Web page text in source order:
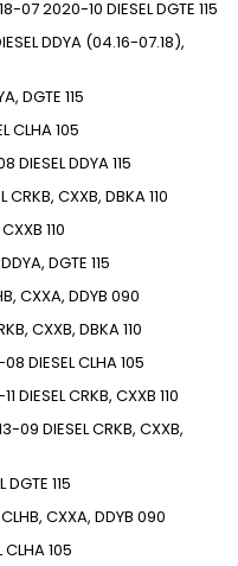
072020-10 DIESELDGTE 115
DDYA (04.16-07.18),
DGTE 115
CLHA105
DIESELDDYA115
CRKB, CXXB, DBKA110
CXXB 110
DDYA, DGTE 115
CXXA, DDYB 090
CXXB, DBKA110
08 DIESELCLHA105
DIESELCRKB, CXXB 110
09 DIESELCRKB, CXXB,
DGTE 115
CLHB, CXXA, DDYB 090
CLHA105